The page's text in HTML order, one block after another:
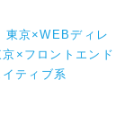
東京×WEBディレ
京×フロントエンド
ティブ系